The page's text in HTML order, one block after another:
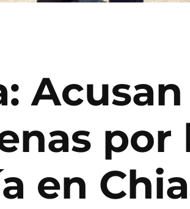
por
en